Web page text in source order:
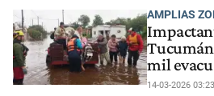
AMPLIAS
Tucumán
mil
14-03-2026 03:23